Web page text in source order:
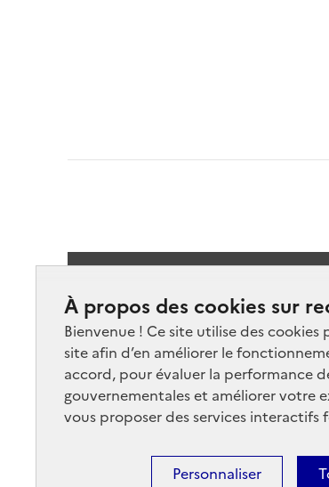
À propos des cookies sur
Bienvenue ! Ce site utilise des
site afin d’en améliorer le
accord, pour évaluer la performance
gouvernementales et améliorer votre
vous proposer des services interactifs
Personnaliser Plan